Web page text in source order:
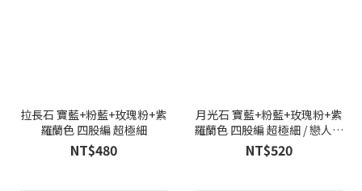
拉長石 寶藍+粉藍+玫瑰粉+紫
羅蘭色 四股編 超極細
NT$480
月光石 寶藍+粉藍+玫瑰粉+紫
羅蘭色 四股編 超極細 / 戀人之
石
NT$520